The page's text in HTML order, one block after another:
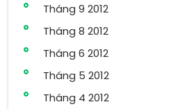
Tháng 9 2012
Tháng 8 2012
Tháng 6 2012
Tháng 5 2012
Tháng 4 2012